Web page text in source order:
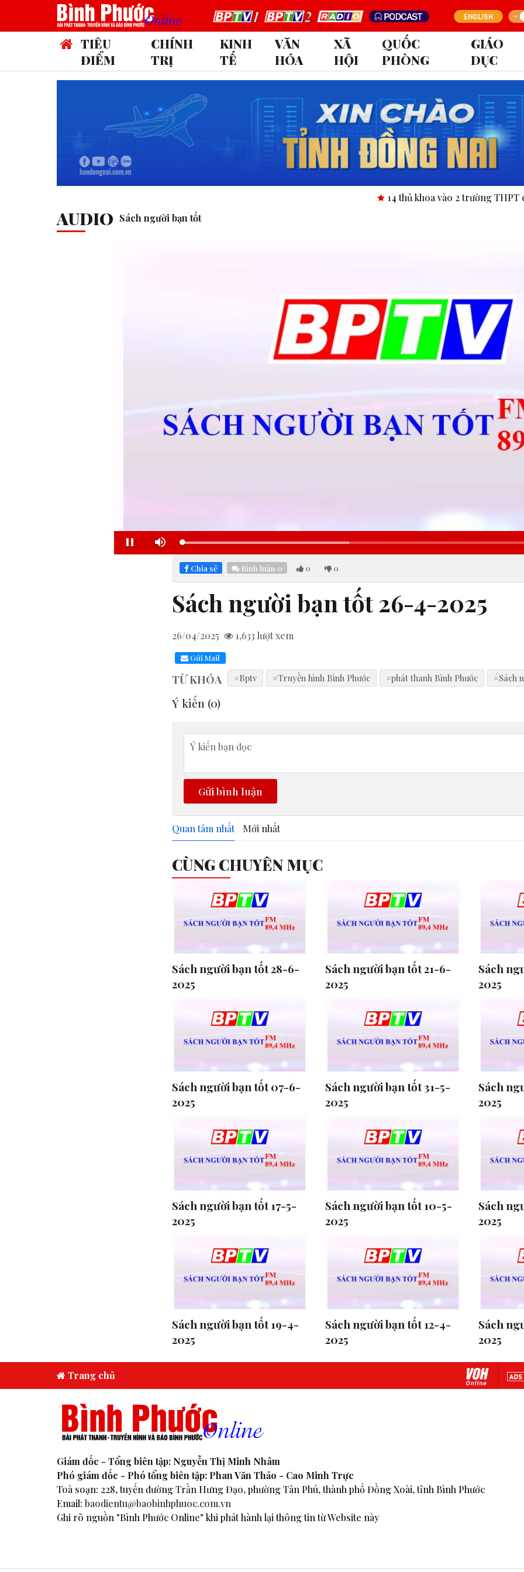
TIÊU
ĐIỂM
CHÍNH
TRỊ
KINH
TẾ
VĂN
HÓA
XÃ
HỘI
QUỐC
PHÒNG
GIÁO
DỤC
14 thủ khoa vào 2 trường THPT chuyên
AUDIO Sách người bạn tốt
Pause Mute Loaded:
39.80%
Chia sẻ Bình luận 0 0 0
Sách người bạn tốt 26-4-2025
26/04/2025 1,633 lượt xem
Gửi Mail
TỪ KHÓA #Bptv #Truyền hình Bình Phước #phát thanh Bình Phước #Sách
Ý kiến (0)
Gửi bình luận
Quan tâm nhất Mới nhất
CÙNG CHUYÊN MỤC
Sách người bạn tốt 28-6-
2025
Sách người bạn tốt 21-6-
2025
Sách
2025
Sách người bạn tốt 07-6-
2025
Sách người bạn tốt 31-5-
2025
Sách
2025
Sách người bạn tốt 17-5-
2025
Sách người bạn tốt 10-5-
2025
Sách
2025
Sách người bạn tốt 19-4-
2025
Sách người bạn tốt 12-4-
2025
Sách
2025
Trang chủ
Giám đốc - Tổng biên tập: Nguyễn Thị Minh Nhâm
Phó giám đốc - Phó tổng biên tập: Phan Văn Thảo - Cao Minh Trực
Toà soạn: 228, tuyến đường Trần Hưng Đạo, phường Tân Phú, thành phố Đồng Xoài, tỉnh Bình Phước
Email: baodientu@baobinhphuoc.com.vn
Ghi rõ nguồn "Bình Phước Online" khi phát hành lại thông tin từ Website này